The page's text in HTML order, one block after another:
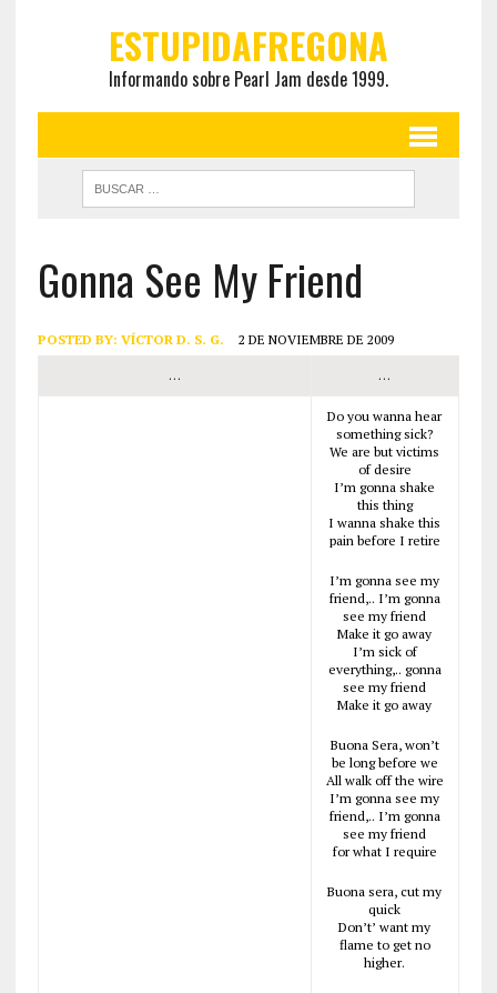
ESTUPIDAFREGONA
Informando sobre Pearl Jam desde 1999.
Gonna See My Friend
POSTED BY: VÍCTOR D. S. G. 2 DE NOVIEMBRE DE 2009
… …
Do you wanna hear
something sick?
We are but victims
of desire
I’m gonna shake
this thing
I wanna shake this
pain before I retire
I’m gonna see my
friend,.. I’m gonna
see my friend
Make it go away
I’m sick of
everything,.. gonna
see my friend
Make it go away
Buona Sera, won’t
be long before we
All walk off the wire
I’m gonna see my
friend,.. I’m gonna
see my friend
for what I require
Buona sera, cut my
quick
Don’t’ want my
flame to get no
higher.